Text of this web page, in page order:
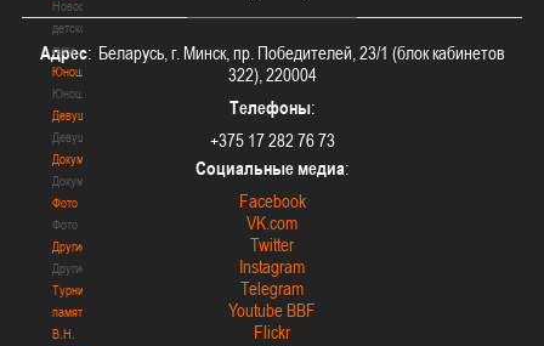
Новости
детской
лиги
Юноши
Юноши
Девушки
Девушки
Документы
Документы
Фото
Фото
Другие
Другие
Турнир
памяти
В.Н.
Адрес: Беларусь, г. Минск, пр. Победителей, 23/1 (блок кабинетов
322), 220004
Телефоны:
+375 17 282 76 73
Социальные медиа:
Facebook
VK.com
Twitter
Instagram
Telegram
Youtube BBF
Flickr